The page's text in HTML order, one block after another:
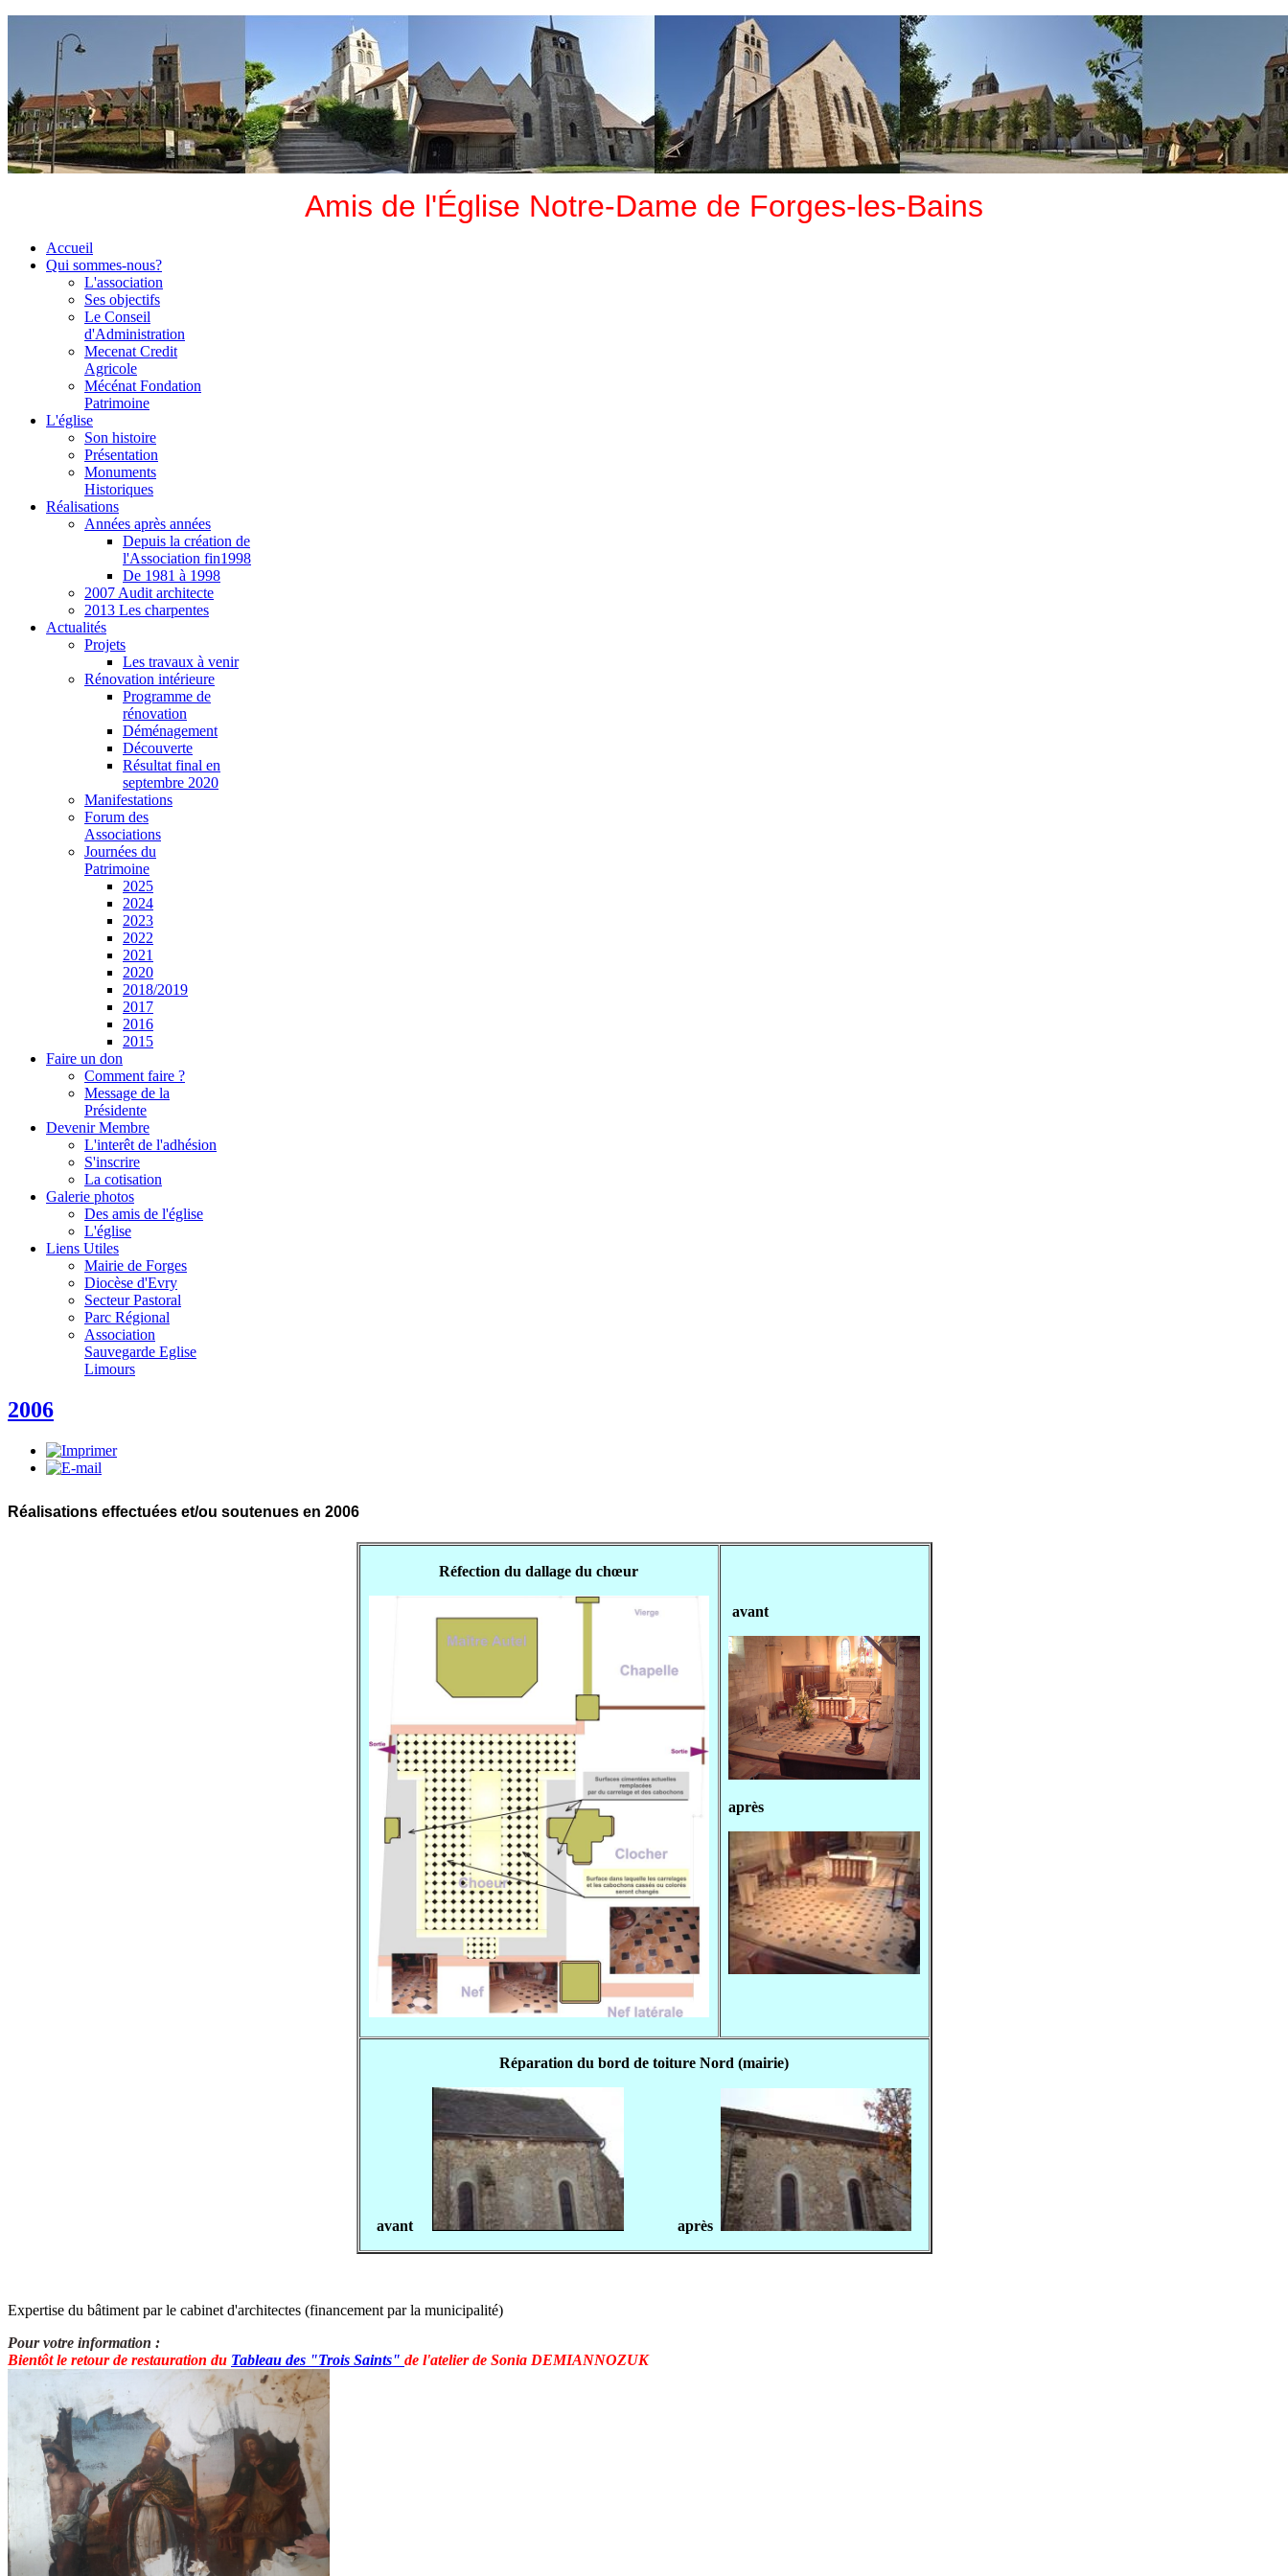
Amis de l'Église Notre-Dame de Forges-les-Bains
Accueil
Qui sommes-nous?
L'association
Ses objectifs
Le Conseil
d'Administration
Mecenat Credit
Agricole
Mécénat Fondation
Patrimoine
L'église
Son histoire
Présentation
Monuments
Historiques
Réalisations
Années après années
Depuis la création de
l'Association fin1998
De 1981 à 1998
2007 Audit architecte
2013 Les charpentes
Actualités
Projets
Les travaux à venir
Rénovation intérieure
Programme de
rénovation
Déménagement
Découverte
Résultat final en
septembre 2020
Manifestations
Forum des
Associations
Journées du
Patrimoine
2025
2024
2023
2022
2021
2020
2018/2019
2017
2016
2015
Faire un don
Comment faire ?
Message de la
Présidente
Devenir Membre
L'interêt de l'adhésion
S'inscrire
La cotisation
Galerie photos
Des amis de l'église
L'église
Liens Utiles
Mairie de Forges
Diocèse d'Evry
Secteur Pastoral
Parc Régional
Association
Sauvegarde Eglise
Limours
2006
Réalisations effectuées et/ou soutenues en 2006
Réfection du dallage du chœur
avant
après
Réparation du bord de toiture Nord (mairie)
avant après
Expertise du bâtiment par le cabinet d'architectes (financement par la municipalité)
Pour votre information :
Bientôt le retour de restauration du Tableau des "Trois Saints" de l'atelier de Sonia DEMIANNOZUK